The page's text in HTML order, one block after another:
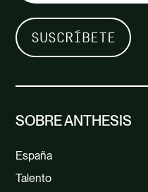
SOBRE ANTHESIS
España
Talento